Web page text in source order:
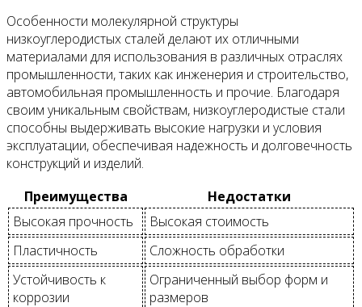
Особенности молекулярной структуры
низкоуглеродистых сталей делают их отличными
материалами для использования в различных отраслях
промышленности, таких как инженерия и строительство,
автомобильная промышленность и прочие. Благодаря
своим уникальным свойствам, низкоуглеродистые стали
способны выдерживать высокие нагрузки и условия
эксплуатации, обеспечивая надежность и долговечность
конструкций и изделий.
Преимущества
Недостатки
Высокая прочность
Высокая стоимость
Пластичность
Сложность обработки
Устойчивость к
коррозии
Ограниченный выбор форм и
размеров